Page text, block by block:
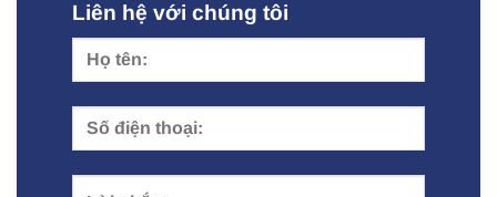
Liên hệ với chúng tôi